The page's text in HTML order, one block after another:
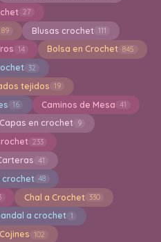
27
89 Blusas crochet 111
14 Bolsa en Crochet 845
32
tejidos 19
16 Caminos de Mesa 41
Capas en crochet 9
233
41
crochet 48
Chal a Crochet 330
a crochet 1
Cojines 102